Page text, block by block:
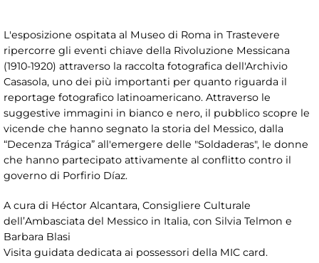
L'esposizione ospitata al Museo di Roma in Trastevere
ripercorre gli eventi chiave della Rivoluzione Messicana
(1910-1920) attraverso la raccolta fotografica dell'Archivio
Casasola, uno dei più importanti per quanto riguarda il
reportage fotografico latinoamericano. Attraverso le
suggestive immagini in bianco e nero, il pubblico scopre le
vicende che hanno segnato la storia del Messico, dalla
“Decenza Trágica” all'emergere delle "Soldaderas", le donne
che hanno partecipato attivamente al conflitto contro il
governo di Porfirio Díaz.
A cura di Héctor Alcantara, Consigliere Culturale
dell’Ambasciata del Messico in Italia, con Silvia Telmon e
Barbara Blasi
Visita guidata dedicata ai possessori della MIC card.